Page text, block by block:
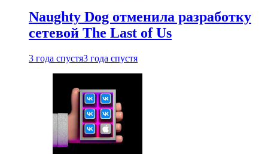
Naughty Dog отменила разработку
сетевой The Last of Us
3 года спустя3 года спустя